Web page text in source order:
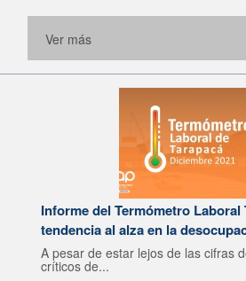
Ver más
Informe del Termómetro Laboral
tendencia al alza en la
A pesar de estar lejos de las cifras
críticos de...